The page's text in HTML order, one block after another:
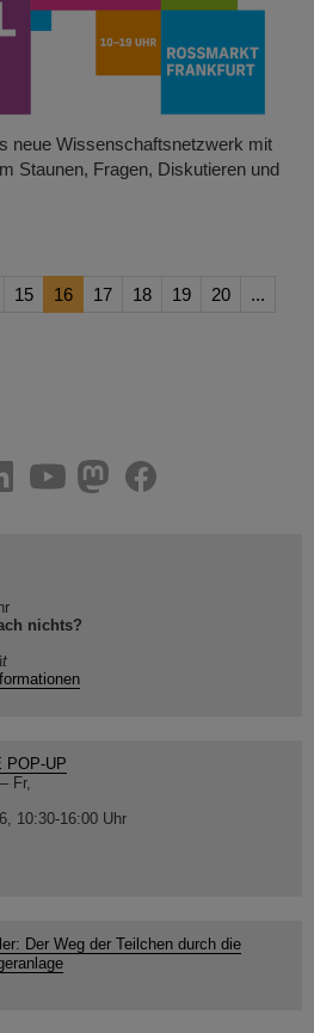
neue Wissenschaftsnetzwerk mit
Staunen, Fragen, Diskutieren und
15 16 17 18 19 20
...
nichts?
POP-UP
Fr,
10:30-16:00 Uhr
Der Weg der Teilchen durch die